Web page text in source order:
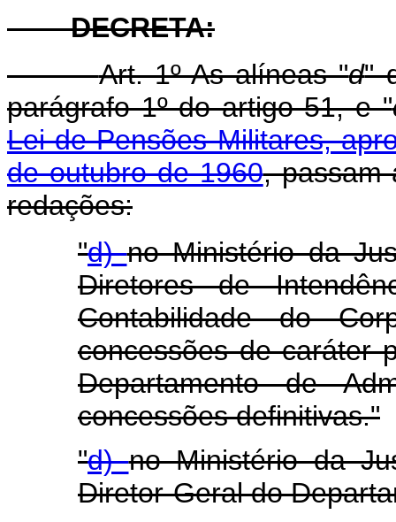
DECRETA:
Art. 1º As alíneas "d"
parágrafo 1º do artigo 51, e "
Lei de Pensões Militares,
de outubro de 1960, passam
redações:
"d)no Ministério da
Diretores de
Contabilidade do
concessões de caráter
Departamento de
concessões definitivas."
"d)no Ministério da
Diretor-Geral do